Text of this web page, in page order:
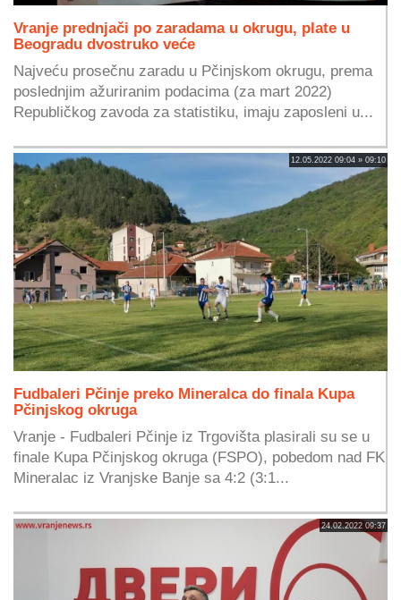
Vranje prednjači po zaradama u okrugu, plate u
Beogradu dvostruko veće
Najveću prosečnu zaradu u Pčinjskom okrugu, prema
poslednjim ažuriranim podacima (za mart 2022)
Republičkog zavoda za statistiku, imaju zaposleni u...
12.05.2022 09:04 » 09:10
Fudbaleri Pčinje preko Mineralca do finala Kupa
Pčinjskog okruga
Vranje - Fudbaleri Pčinje iz Trgovišta plasirali su se u
finale Kupa Pčinjskog okruga (FSPO), pobedom nad FK
Mineralac iz Vranjske Banje sa 4:2 (3:1...
24.02.2022 09:37